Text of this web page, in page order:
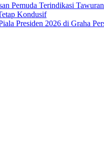
Pemuda Terindikasi
Kondusif
Presiden 2026 di Graha